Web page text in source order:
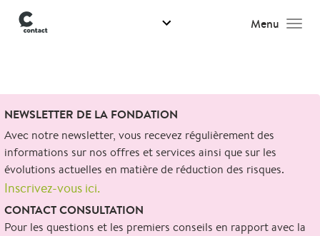
Menu
for:
NEWSLETTER DE LA FONDATION
Avec notre newsletter, vous recevez régulièrement des
informations sur nos offres et services ainsi que sur les
évolutions actuelles en matière de réduction des risques.
Inscrivez-vous ici.
CONTACT CONSULTATION
Pour les questions et les premiers conseils en rapport avec la